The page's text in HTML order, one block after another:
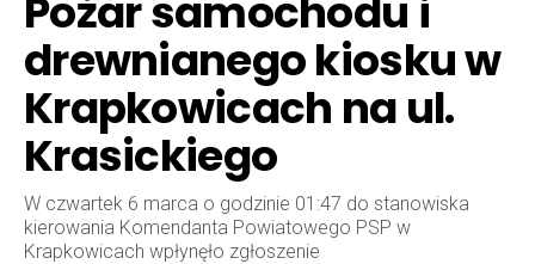
Pożar samochodu i
drewnianego kiosku w
Krapkowicach na ul.
Krasickiego
W czwartek 6 marca o godzinie 01:47 do stanowiska
kierowania Komendanta Powiatowego PSP w
Krapkowicach wpłynęło zgłoszenie